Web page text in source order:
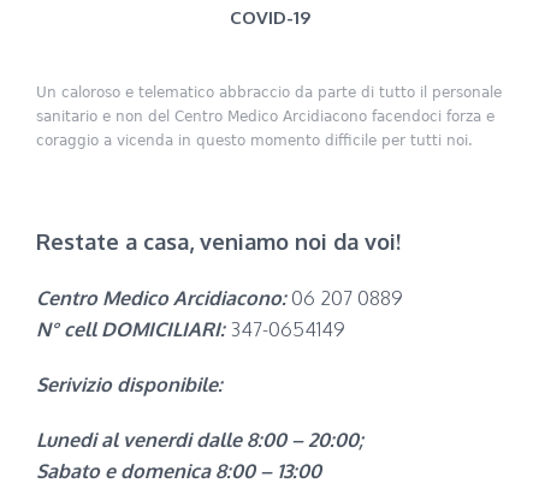
COVID-19
Un caloroso e telematico abbraccio da parte di tutto il personale
sanitario e non del Centro Medico Arcidiacono facendoci forza e
coraggio a vicenda in questo momento difficile per tutti noi.
Restate a casa, veniamo noi da voi!
Centro Medico Arcidiacono: 06 207 0889
N° cell DOMICILIARI: 347-0654149
Serivizio disponibile:
Lunedi al venerdi dalle 8:00 – 20:00;
Sabato e domenica 8:00 – 13:00